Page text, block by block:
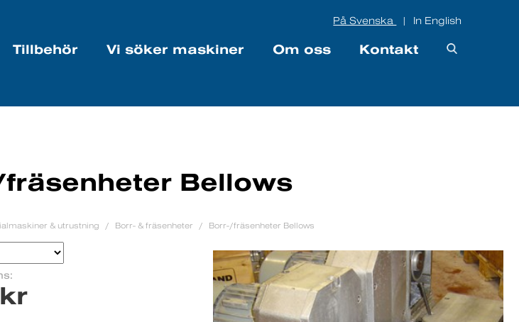
På Svenska In English
Tillbehör Vi söker maskiner Om oss Kontakt
Bellows
& utrustning Borr- & fräsenheter Borr-/fräsenheter Bellows